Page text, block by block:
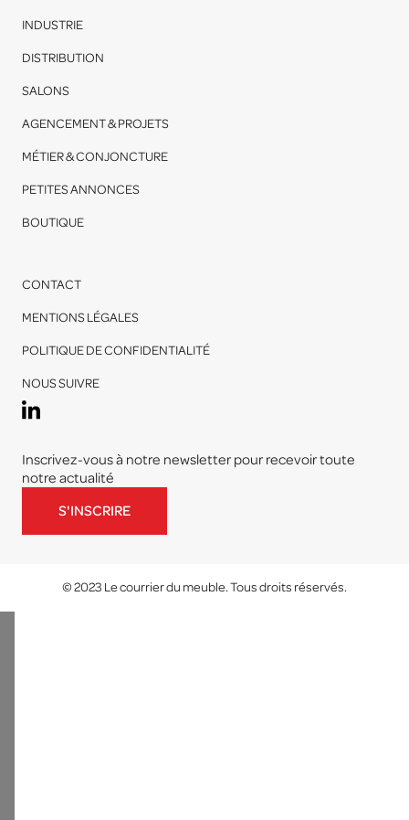
INDUSTRIE
DISTRIBUTION
SALONS
AGENCEMENT & PROJETS
MÉTIER & CONJONCTURE
PETITES ANNONCES
BOUTIQUE
CONTACT
MENTIONS LÉGALES
POLITIQUE DE CONFIDENTIALITÉ
NOUS SUIVRE
Inscrivez-vous à notre newsletter pour recevoir toute
notre actualité
S'INSCRIRE
© 2023 Le courrier du meuble. Tous droits réservés.